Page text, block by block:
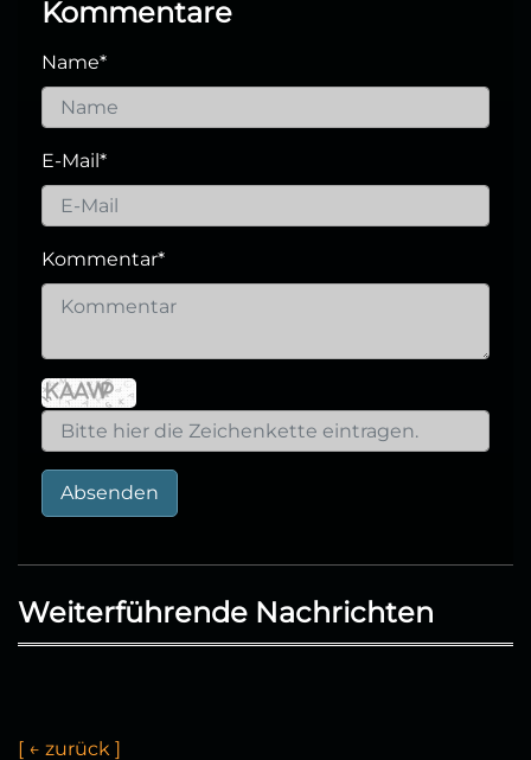
Kommentare
Name*
E-Mail*
Kommentar*
Absenden
Weiterführende Nachrichten
[ ← zurück ]